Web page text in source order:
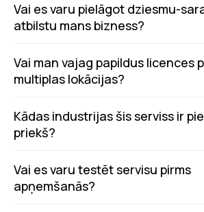
Vai es varu pielāgot dziesmu-
atbilstu mans bizness?
Vai man vajag papildus licences
multiplas lokācijas?
Kādas industrijas šis serviss ir
priekš?
Vai es varu testēt servisu pirms
apņemšanās?